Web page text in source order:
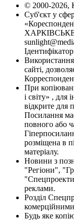
© 2000-2026,
Суб'єкт у
ХАРКІВСЬКЕ
Використання
сайті,
При
і світу» , для
відкрите для
Посилання
повного або
розміщена в
матеріалу.
Новини з
"Регіони",
реклами.
Розділ
Будь яке